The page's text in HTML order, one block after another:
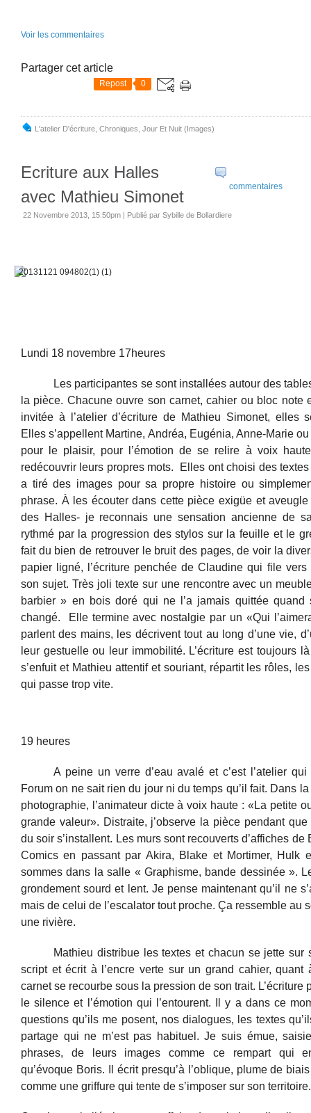
Voir les commentaires
Partager cet article
Repost 0
L'atelier D'écriture Chroniques Jour Et Nuit (images)
commentaires
Ecriture aux Halles
avec Mathieu Simonet
22 Novembre 2013, 15:50pm | Publié par Sybille de Bollardiere
Lundi 18 novembre 17heures
Les participantes se sont installées autour des
la pièce. Chacune ouvre son carnet, cahier ou bloc note
invitée à l’atelier d’écriture de Mathieu Simonet, elles
Elles s’appellent Martine, Andréa, Eugénia, Anne-Marie
pour le plaisir, pour l’émotion de se relire à voix
redécouvrir leurs propres mots. Elles ont choisi des
a tiré des images pour sa propre histoire ou
phrase. À les écouter dans cette pièce exigüe et
des Halles- je reconnais une sensation ancienne de
rythmé par la progression des stylos sur la feuille et le
fait du bien de retrouver le bruit des pages, de voir la
papier ligné, l’écriture penchée de Claudine qui file
son sujet. Très joli texte sur une rencontre avec un
barbier » en bois doré qui ne l’a jamais quittée
changé. Elle termine avec nostalgie par un «Qui
parlent des mains, les décrivent tout au long d’une vie,
leur gestuelle ou leur immobilité. L’écriture est toujours
s’enfuit et Mathieu attentif et souriant, répartit les rôles,
qui passe trop vite.
19 heures
A peine un verre d’eau avalé et c’est l’atelier
Forum on ne sait rien du jour ni du temps qu’il fait. Dans
photographie, l’animateur dicte à voix haute : «La petite
grande valeur». Distraite, j’observe la pièce pendant
du soir s’installent. Les murs sont recouverts d’affiches
Comics en passant par Akira, Blake et Mortimer, Hulk
sommes dans la salle « Graphisme, bande dessinée ».
grondement sourd et lent. Je pense maintenant qu’il ne
mais de celui de l’escalator tout proche. Ça ressemble au
une rivière.
Mathieu distribue les textes et chacun se jette sur
script et écrit à l’encre verte sur un grand cahier,
carnet se recourbe sous la pression de son trait. L’écriture
le silence et l’émotion qui l’entourent. Il y a dans ce
questions qu’ils me posent, nos dialogues, les textes
partage qui ne m’est pas habituel. Je suis émue,
phrases, de leurs images comme ce rempart qui
qu’évoque Boris. Il écrit presqu’à l’oblique, plume de
comme une griffure qui tente de s’imposer sur son territoire.